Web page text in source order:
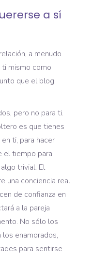
a sí
a menudo
mismo como
que el blog
pero no para ti.
es que tienes
ti, para hacer
el tiempo para
trivial. El
una conciencia real.
de confianza en
a la pareja
No sólo los
enamorados,
para sentirse